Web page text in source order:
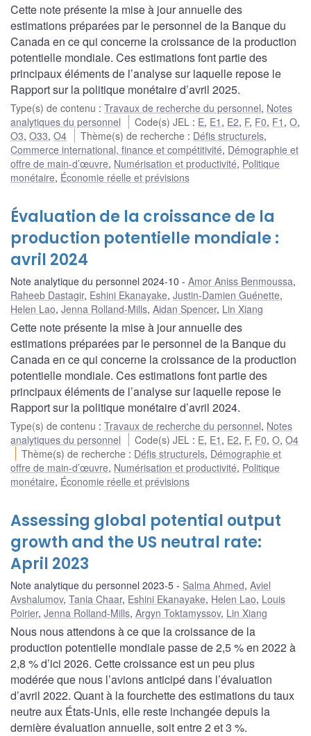
Cette note présente la mise à jour annuelle des
estimations préparées par le personnel de la Banque du
Canada en ce qui concerne la croissance de la production
potentielle mondiale. Ces estimations font partie des
principaux éléments de l’analyse sur laquelle repose le
Rapport sur la politique monétaire d’avril 2025.
Type(s) de contenu : Travaux de recherche du personnel, Notes
analytiques du personnel
Code(s) JEL : E, E1 , E2, F, F0, F1 ,O,
O3, O33, O4 Thème(s) de recherche : Défis structurels,
Commerce international, finance et compétitivité, Démographie et
offre de main-d’œuvre, Numérisation et productivité, Politique
monétaire, Économie réelle et prévisions
Évaluation de la croissance de la
production potentielle mondiale :
avril 2024
Note analytique du personnel 2024-10 Amor Aniss Benmoussa,
Raheeb Dastagir, Eshini Ekanayake, Justin-Damien Guénette,
Helen Lao, Jenna Rolland-Mills, Aidan Spencer, Lin Xiang
Cette note présente la mise à jour annuelle des
estimations préparées par le personnel de la Banque du
Canada en ce qui concerne la croissance de la production
potentielle mondiale. Ces estimations font partie des
principaux éléments de l’analyse sur laquelle repose le
Rapport sur la politique monétaire d’avril 2024.
Type(s) de contenu : Travaux de recherche du personnel, Notes
analytiques du personnel
Code(s) JEL : E, E1 , E2, F, F0,O,O4
Thème(s) de recherche : Défis structurels, Démographie et
offre de main-d’œuvre, Numérisation et productivité, Politique
monétaire, Économie réelle et prévisions
Assessing global potential output
growth and the US neutral rate:
April 2023
Note analytique du personnel 2023-5 Salma Ahmed, Aviel
Avshalumov, Tania Chaar, Eshini Ekanayake, Helen Lao, Louis
Poirier, Jenna Rolland-Mills, Argyn Toktamyssov, Lin Xiang
Nous nous attendons à ce que la croissance de la
production potentielle mondiale passe de 2,5 % en 2022 à
2,8 % d’ici 2026. Cette croissance est un peu plus
modérée que nous l’avions anticipé dans l’évaluation
d’avril 2022. Quant à la fourchette des estimations du taux
neutre aux États-Unis, elle reste inchangée depuis la
dernière évaluation annuelle, soit entre 2 et 3 %.